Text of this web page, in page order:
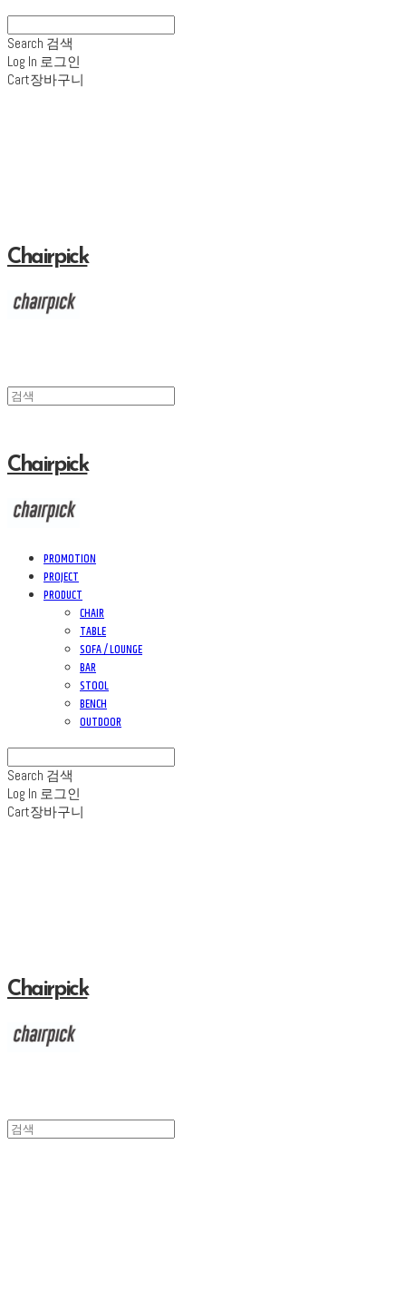
Search 검색
Log In 로그인
Cart장바구니
Chairpick
Chairpick
PROMOTION
PROJECT
PRODUCT
CHAIR
TABLE
SOFA / LOUNGE
BAR
STOOL
BENCH
OUTDOOR
Search 검색
Log In 로그인
Cart장바구니
Chairpick